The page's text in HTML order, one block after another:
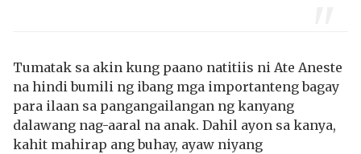
Tumatak sa akin kung paano natitiis ni Ate Aneste
na hindi bumili ng ibang mga importanteng bagay
para ilaan sa pangangailangan ng kanyang
dalawang nag-aaral na anak. Dahil ayon sa kanya,
kahit mahirap ang buhay, ayaw niyang